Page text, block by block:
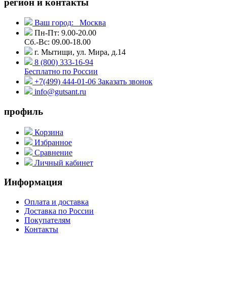
Ваш город:
Москва
Пн-Пт: 9.00-20.00
Сб.-Вс: 09.00-18.00
г. Мытищи, ул. Мира, д.14
8 (800) 333-16-94
Бесплатно по России
+7(499) 444-01-06 Заказать звонок
info@gutsant.ru
профиль
Корзина
Избранное
Сравнение
Личный кабинет
Информация
Оплата и доставка
Доставка по России
Покупателям
Контакты